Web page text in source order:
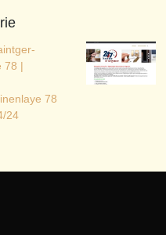
78 |
78
24